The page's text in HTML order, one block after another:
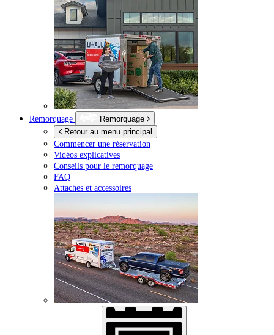
Remorquage
Remorquage
Retour au menu principal
Commencer une réservation
Vidéos explicatives
Conseils pour le remorquage
FAQ
Attaches et accessoires